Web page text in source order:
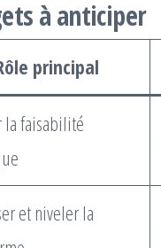
à anticiper
principal
faisabilité
et niveler la